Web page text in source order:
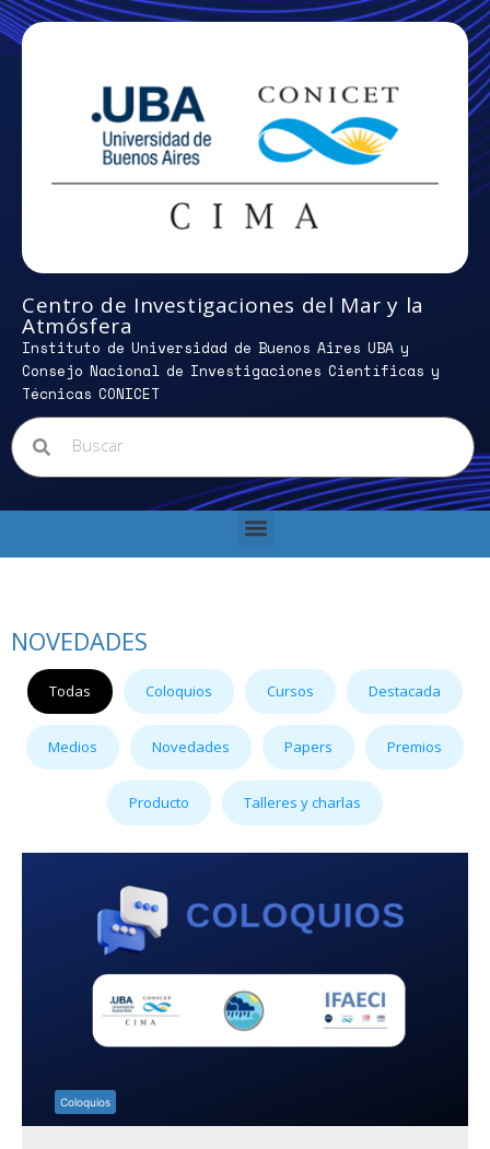
Centro de Investigaciones del Mar y la
Atmósfera
Instituto de Universidad de Buenos Aires UBA y
Consejo Nacional de Investigaciones Científicas y
Técnicas CONICET
NOVEDADES
Todas Coloquios Cursos Destacada
Medios Novedades Papers Premios
Producto Talleres y charlas
Coloquios